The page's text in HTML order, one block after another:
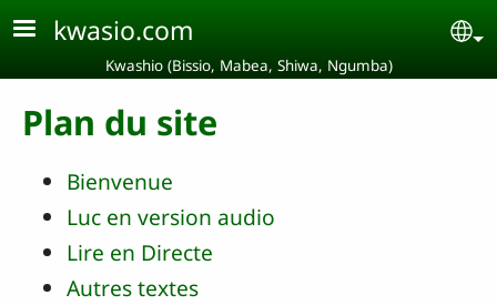
Aller au contenu principal
kwasio.com
Kwashio (Bissio, Mabea, Shiwa, Ngumba)
Plan du site
Bienvenue
Luc en version audio
Lire en Directe
Autres textes